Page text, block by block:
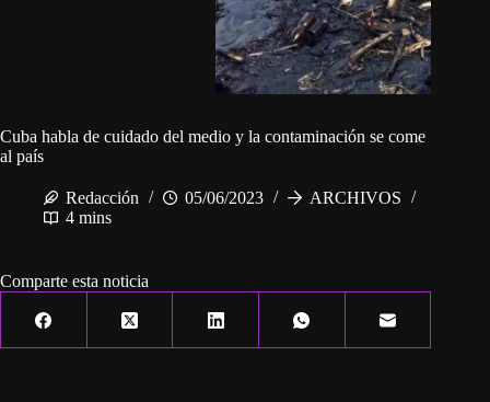
Cuba habla de cuidado del medio y la contaminación se come
al país
Redacción 05/06/2023
ARCHIVOS
4 mins
Comparte esta noticia